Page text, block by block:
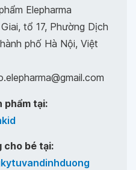
Elepharma
tổ 17, Phường Dịch
phố Hà Nội, Việt
phẩm tại:
cho bé tại: